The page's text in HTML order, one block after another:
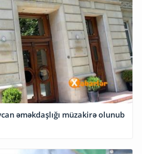
əməkdaşlığı müzakirə olunub